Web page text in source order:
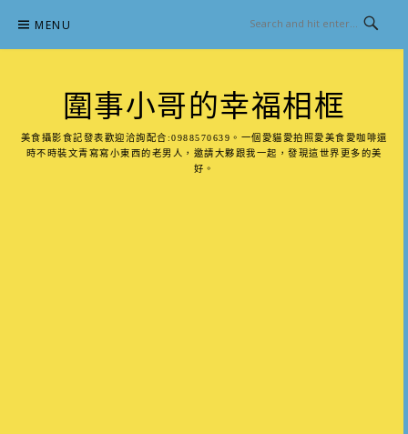
content
MENU
圍事小哥的幸福相框
美食攝影食記發表歡迎洽詢配合:0988570639。一個愛貓愛拍照愛美食愛咖啡還
時不時裝文青寫寫小東西的老男人，邀請大夥跟我一起，發現這世界更多的美
好。